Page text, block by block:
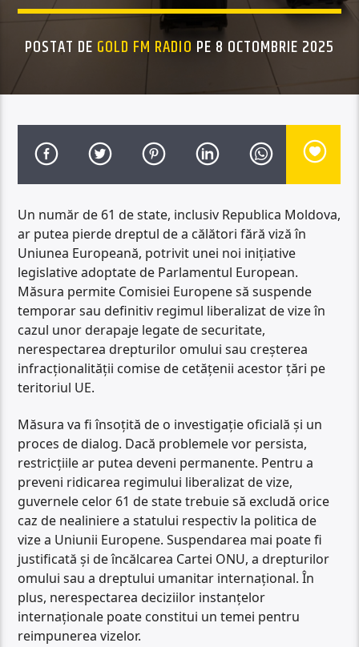
POSTAT DE GOLD FM RADIO PE 8 OCTOMBRIE 2025
Un număr de 61 de state, inclusiv Republica Moldova,
ar putea pierde dreptul de a călători fără viză în
Uniunea Europeană, potrivit unei noi inițiative
legislative adoptate de Parlamentul European.
Măsura permite Comisiei Europene să suspende
temporar sau definitiv regimul liberalizat de vize în
cazul unor derapaje legate de securitate,
nerespectarea drepturilor omului sau creșterea
infracționalității comise de cetățenii acestor țări pe
teritoriul UE.
Măsura va fi însoțită de o investigație oficială și un
proces de dialog. Dacă problemele vor persista,
restricțiile ar putea deveni permanente. Pentru a
preveni ridicarea regimului liberalizat de vize,
guvernele celor 61 de state trebuie să excludă orice
caz de nealiniere a statului respectiv la politica de
vize a Uniunii Europene. Suspendarea mai poate fi
justificată și de încălcarea Cartei ONU, a drepturilor
omului sau a dreptului umanitar internațional. În
plus, nerespectarea deciziilor instanțelor
internaționale poate constitui un temei pentru
reimpunerea vizelor.